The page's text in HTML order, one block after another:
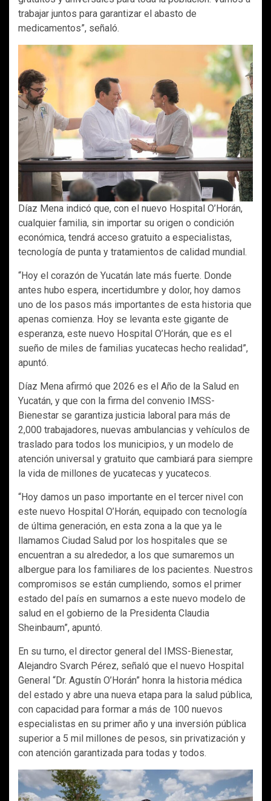
trabajar juntos para garantizar el abasto de
medicamentos”, señaló.
Díaz Mena indicó que, con el nuevo Hospital O’Horán,
cualquier familia, sin importar su origen o condición
económica, tendrá acceso gratuito a especialistas,
tecnología de punta y tratamientos de calidad mundial.
“Hoy el corazón de Yucatán late más fuerte. Donde
antes hubo espera, incertidumbre y dolor, hoy damos
uno de los pasos más importantes de esta historia que
apenas comienza. Hoy se levanta este gigante de
esperanza, este nuevo Hospital O’Horán, que es el
sueño de miles de familias yucatecas hecho realidad”,
apuntó.
Díaz Mena afirmó que 2026 es el Año de la Salud en
Yucatán, y que con la firma del convenio IMSS-
Bienestar se garantiza justicia laboral para más de
2,000 trabajadores, nuevas ambulancias y vehículos de
traslado para todos los municipios, y un modelo de
atención universal y gratuito que cambiará para siempre
la vida de millones de yucatecas y yucatecos.
“Hoy damos un paso importante en el tercer nivel con
este nuevo Hospital O’Horán, equipado con tecnología
de última generación, en esta zona a la que ya le
llamamos Ciudad Salud por los hospitales que se
encuentran a su alrededor, a los que sumaremos un
albergue para los familiares de los pacientes. Nuestros
compromisos se están cumpliendo, somos el primer
estado del país en sumarnos a este nuevo modelo de
salud en el gobierno de la Presidenta Claudia
Sheinbaum”, apuntó.
En su turno, el director general del IMSS-Bienestar,
Alejandro Svarch Pérez, señaló que el nuevo Hospital
General “Dr. Agustín O’Horán” honra la historia médica
del estado y abre una nueva etapa para la salud pública,
con capacidad para formar a más de 100 nuevos
especialistas en su primer año y una inversión pública
superior a 5 mil millones de pesos, sin privatización y
con atención garantizada para todas y todos.